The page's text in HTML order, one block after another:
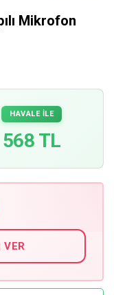
Mikrofon
HAVALE İLE
568 TL
VER